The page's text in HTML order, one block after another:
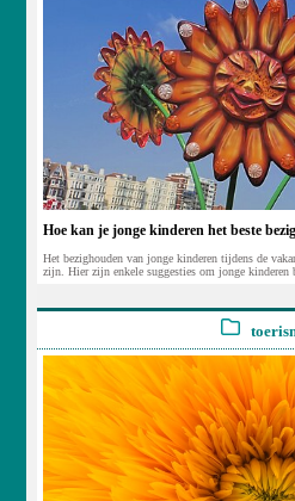
Hoe kan je jonge kinderen het beste
Het bezighouden van jonge kinderen tijdens de
zijn. Hier zijn enkele suggesties om jonge kinderen